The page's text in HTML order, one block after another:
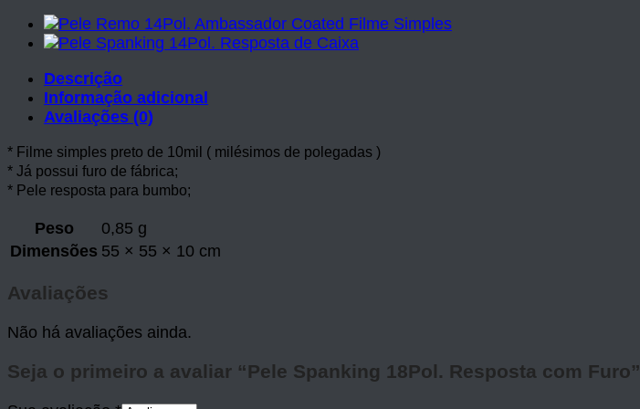
Descrição
Informação adicional
Avaliações (0)
* Filme simples preto de 10mil ( milésimos de polegadas )
* Já possui furo de fábrica;
* Pele resposta para bumbo;
Peso
0,85 g
Dimensões 55 × 55 × 10 cm
Avaliações
Não há avaliações ainda.
Seja o primeiro a avaliar “Pele Spanking 18Pol. Resposta com Furo”